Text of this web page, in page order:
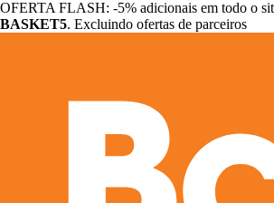
OFERTA FLASH: -5% adicionais em todo o
BASKET5. Excluindo ofertas de parceiros